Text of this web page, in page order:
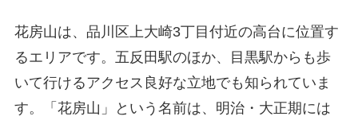
花房山は、品川区上大崎3丁目付近の高台に位置す
るエリアです。五反田駅のほか、目黒駅からも歩
いて行けるアクセス良好な立地でも知られていま
す。「花房山」という名前は、明治・大正期には